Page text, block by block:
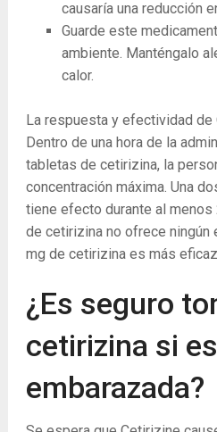
causaría una reducción
Guarde este
ambiente. Manténgalo
calor.
La respuesta y efectividad
Dentro de una hora de la
tabletas de cetirizina, la
concentración máxima. Una
tiene efecto durante al menos
de cetirizina no ofrece ningún
mg de cetirizina es más
¿Es seguro
cetirizina si
embarazada?